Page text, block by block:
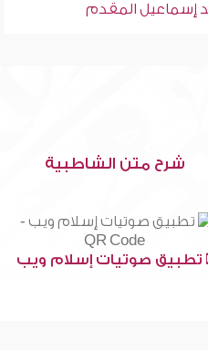
شرح متن الشاطبية
تطبيق صوتيات إسلام ويب